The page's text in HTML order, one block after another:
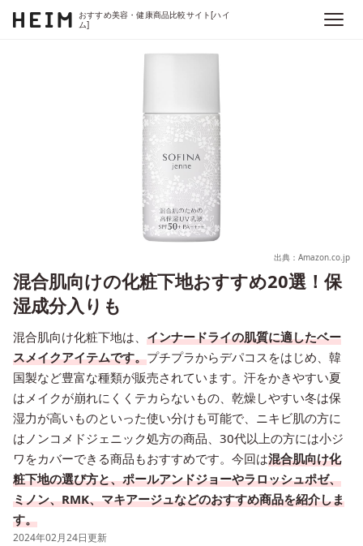
おすすめ美容・健康商品比較サイト[ハイ
ム]
出典：Amazon.co.jp
混合肌向けの化粧下地おすすめ20選！保
湿成分入りも
混合肌向け化粧下地は、 インナードライの肌質に適したベー
スメイクアイテムです。プチプラからデパコスをはじめ、韓
国製など豊富な種類が販売されています。汗をかきやすい夏
はメイクが崩れにくくテカらないもの、乾燥しやすい冬は保
湿力が高いものといった使い分けも可能で、ニキビ肌の方に
はノンコメドジェニック処方の商品、30代以上の方には小ジ
ワをカバーできる商品もおすすめです。今回は混合肌向け化
粧下地の選び方と、ポールアンドジョーやラロッシュポゼ、
ミノン、RMK、マキアージュなどのおすすめ商品を紹介しま
す。
2024年02月24日更新